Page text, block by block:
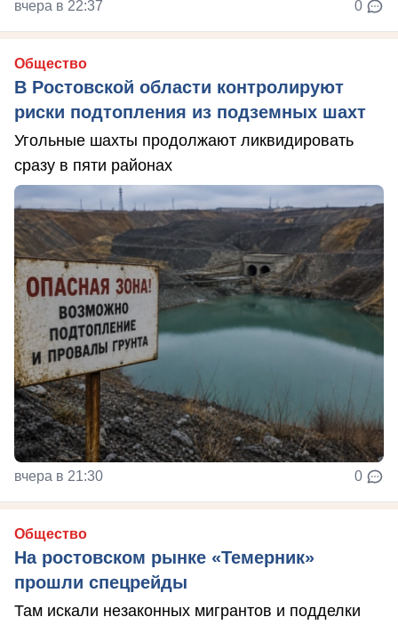
вчера в 22:37 0
Общество
В Ростовской области контролируют
риски подтопления из подземных шахт
Угольные шахты продолжают ликвидировать
сразу в пяти районах
вчера в 21:30 0
Общество
На ростовском рынке «Темерник»
прошли спецрейды
Там искали незаконных мигрантов и подделки